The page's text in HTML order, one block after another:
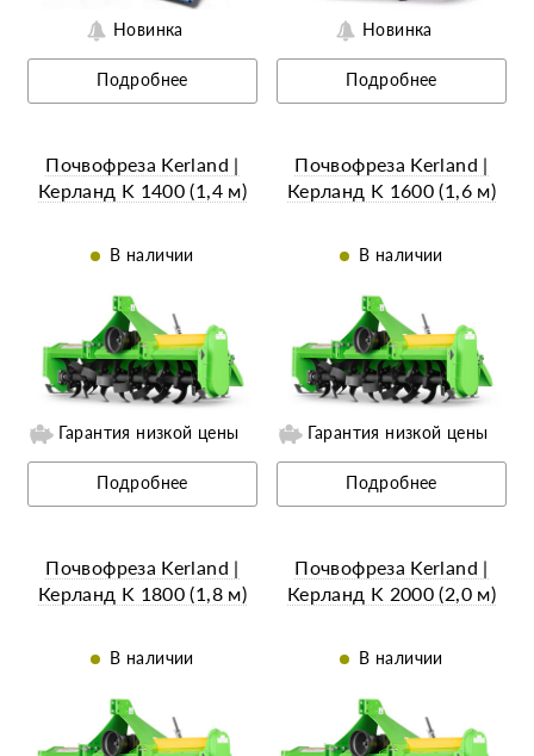
Ещё 9 фотографий
Новинка
Подробнее
Ещё 14 фотографий
Новинка
Подробнее
Почвофреза Kerland |
Керланд K 1400 (1,4 м)
В наличии
Гарантия низкой цены
Подробнее
Почвофреза Kerland |
Керланд K 1600 (1,6 м)
В наличии
Гарантия низкой цены
Подробнее
Почвофреза Kerland |
Керланд K 1800 (1,8 м)
В наличии
Почвофреза Kerland |
Керланд K 2000 (2,0 м)
В наличии